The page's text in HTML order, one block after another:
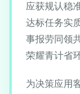
应获规认稳
达标任务实
事报劳同领
荣耀青计省
为决策应用